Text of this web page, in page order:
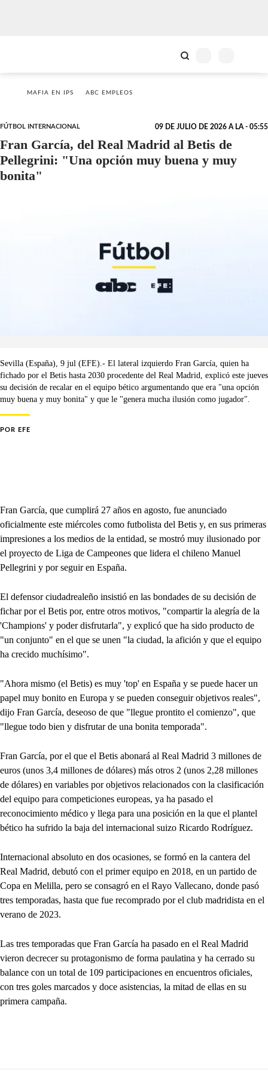
MAFIA EN IPS ABC EMPLEOS
FÚTBOL INTERNACIONAL 09 DE JULIO DE 2026 A LA - 05:55
Fran García, del Real Madrid al Betis de
Pellegrini: "Una opción muy buena y muy
bonita"
Sevilla (España), 9 jul (EFE).- El lateral izquierdo Fran García, quien ha
fichado por el Betis hasta 2030 procedente del Real Madrid, explicó este jueves
su decisión de recalar en el equipo bético argumentando que era "una opción
muy buena y muy bonita" y que le "genera mucha ilusión como jugador".
POR EFE
Fran García, que cumplirá 27 años en agosto, fue anunciado
oficialmente este miércoles como futbolista del Betis y, en sus primeras
impresiones a los medios de la entidad, se mostró muy ilusionado por
el proyecto de Liga de Campeones que lidera el chileno Manuel
Pellegrini y por seguir en España.
El defensor ciudadrealeño insistió en las bondades de su decisión de
fichar por el Betis por, entre otros motivos, "compartir la alegría de la
'Champions' y poder disfrutarla", y explicó que ha sido producto de
"un conjunto" en el que se unen "la ciudad, la afición y que el equipo
ha crecido muchísimo".
"Ahora mismo (el Betis) es muy 'top' en España y se puede hacer un
papel muy bonito en Europa y se pueden conseguir objetivos reales",
dijo Fran García, deseoso de que "llegue prontito el comienzo", que
"llegue todo bien y disfrutar de una bonita temporada".
Fran García, por el que el Betis abonará al Real Madrid 3 millones de
euros (unos 3,4 millones de dólares) más otros 2 (unos 2,28 millones
de dólares) en variables por objetivos relacionados con la clasificación
del equipo para competiciones europeas, ya ha pasado el
reconocimiento médico y llega para una posición en la que el plantel
bético ha sufrido la baja del internacional suizo Ricardo Rodríguez.
Internacional absoluto en dos ocasiones, se formó en la cantera del
Real Madrid, debutó con el primer equipo en 2018, en un partido de
Copa en Melilla, pero se consagró en el Rayo Vallecano, donde pasó
tres temporadas, hasta que fue recomprado por el club madridista en el
verano de 2023.
Las tres temporadas que Fran García ha pasado en el Real Madrid
vieron decrecer su protagonismo de forma paulatina y ha cerrado su
balance con un total de 109 participaciones en encuentros oficiales,
con tres goles marcados y doce asistencias, la mitad de ellas en su
primera campaña.